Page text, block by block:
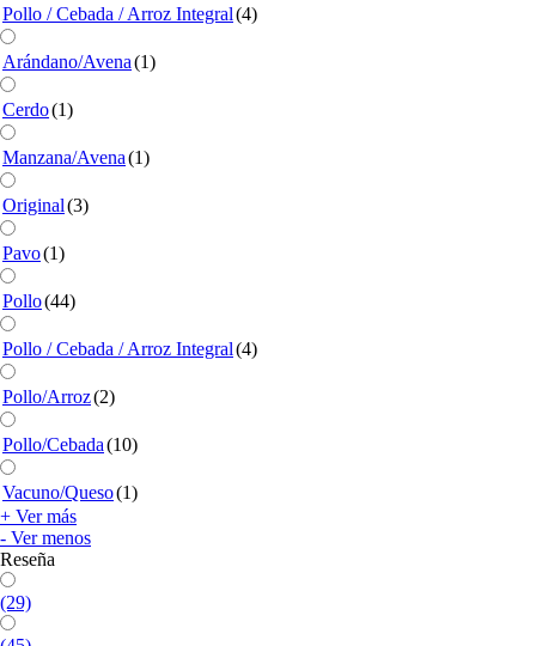
Pollo / Cebada / Arroz Integral(4)
Arándano/Avena(1)
Cerdo(1)
Manzana/Avena(1)
Original(3)
Pavo(1)
Pollo(44)
Pollo / Cebada / Arroz Integral(4)
Pollo/Arroz(2)
Pollo/Cebada(10)
Vacuno/Queso(1)
+ Ver más
- Ver menos
Reseña
(29)